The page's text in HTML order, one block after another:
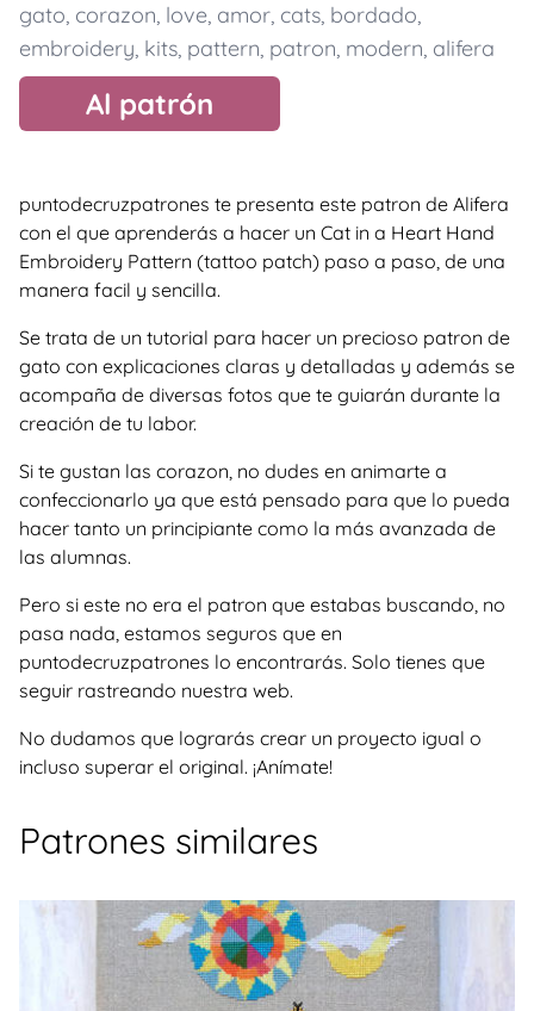
gato, corazon, love, amor, cats, bordado,
embroidery, kits, pattern, patron, modern, alifera
Al patrón
puntodecruzpatrones te presenta este patron de Alifera
con el que aprenderás a hacer un Cat in a Heart Hand
Embroidery Pattern (tattoo patch) paso a paso, de una
manera facil y sencilla.
Se trata de un tutorial para hacer un precioso patron de
gato con explicaciones claras y detalladas y además se
acompaña de diversas fotos que te guiarán durante la
creación de tu labor.
Si te gustan las corazon, no dudes en animarte a
confeccionarlo ya que está pensado para que lo pueda
hacer tanto un principiante como la más avanzada de
las alumnas.
Pero si este no era el patron que estabas buscando, no
pasa nada, estamos seguros que en
puntodecruzpatrones lo encontrarás. Solo tienes que
seguir rastreando nuestra web.
No dudamos que lograrás crear un proyecto igual o
incluso superar el original. ¡Anímate!
Patrones similares